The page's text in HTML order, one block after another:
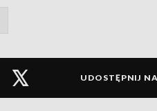
UDOSTĘPNIJ